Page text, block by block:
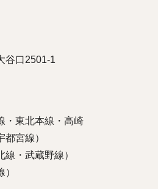
谷口2501-1
・東北本線・高崎
宮線）
・武蔵野線）